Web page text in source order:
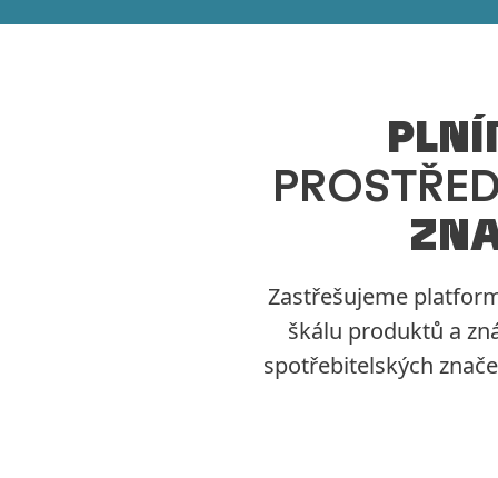
Zastřešujeme
škálu produktů a
spotřebitelských